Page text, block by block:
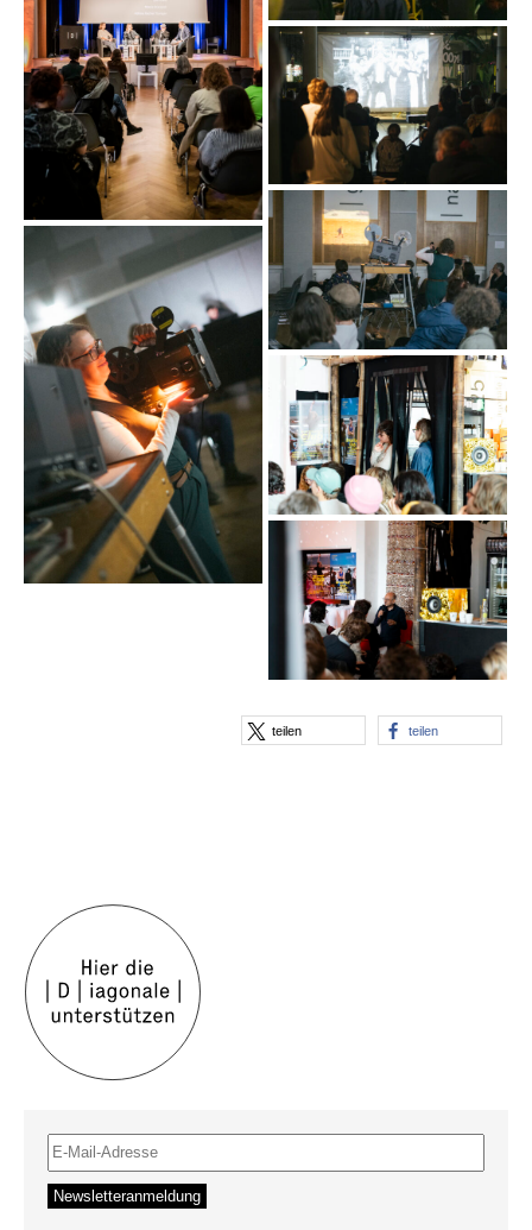
teilen teilen